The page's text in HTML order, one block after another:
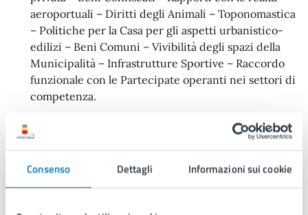
Consenso Dettagli Informazioni sui cookie
aeroportuali – Diritti degli Animali – Toponomastica
– Politiche per la Casa per gli aspetti urbanistico-
edilizi – Beni Comuni – Vivibilità degli spazi della
Municipalità – Infrastrutture Sportive – Raccordo
funzionale con le Partecipate operanti nei settori di
competenza.
Contatti
Antonio Troiano